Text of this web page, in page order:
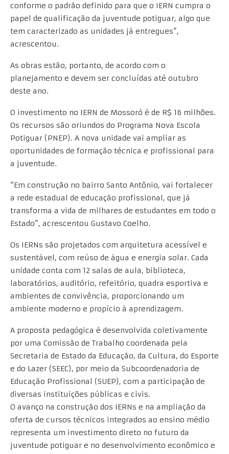
conforme o padrão definido para que o IERN cumpra o
papel de qualificação da juventude potiguar, algo que
tem caracterizado as unidades já entregues”,
acrescentou.
As obras estão, portanto, de acordo com o
planejamento e devem ser concluídas até outubro
deste ano.
O investimento no IERN de Mossoró é de R$ 16 milhões.
Os recursos são oriundos do Programa Nova Escola
Potiguar (PNEP). A nova unidade vai ampliar as
oportunidades de formação técnica e profissional para
a juventude.
“Em construção no bairro Santo Antônio, vai fortalecer
a rede estadual de educação profissional, que já
transforma a vida de milhares de estudantes em todo o
Estado”, acrescentou Gustavo Coelho.
Os IERNs são projetados com arquitetura acessível e
sustentável, com reúso de água e energia solar. Cada
unidade conta com 12 salas de aula, biblioteca,
laboratórios, auditório, refeitório, quadra esportiva e
ambientes de convivência, proporcionando um
ambiente moderno e propício à aprendizagem.
A proposta pedagógica é desenvolvida coletivamente
por uma Comissão de Trabalho coordenada pela
Secretaria de Estado da Educação, da Cultura, do Esporte
e do Lazer (SEEC), por meio da Subcoordenadoria de
Educação Profissional (SUEP), com a participação de
diversas instituições públicas e civis.
O avanço na construção dos IERNs e na ampliação da
oferta de cursos técnicos integrados ao ensino médio
representa um investimento direto no futuro da
juventude potiguar e no desenvolvimento econômico e